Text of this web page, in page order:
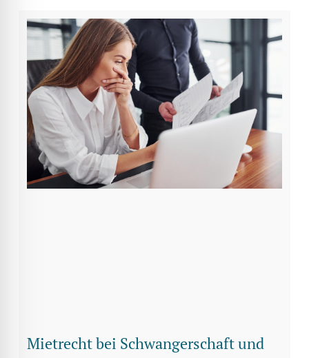
Mietrecht bei Schwangerschaft und